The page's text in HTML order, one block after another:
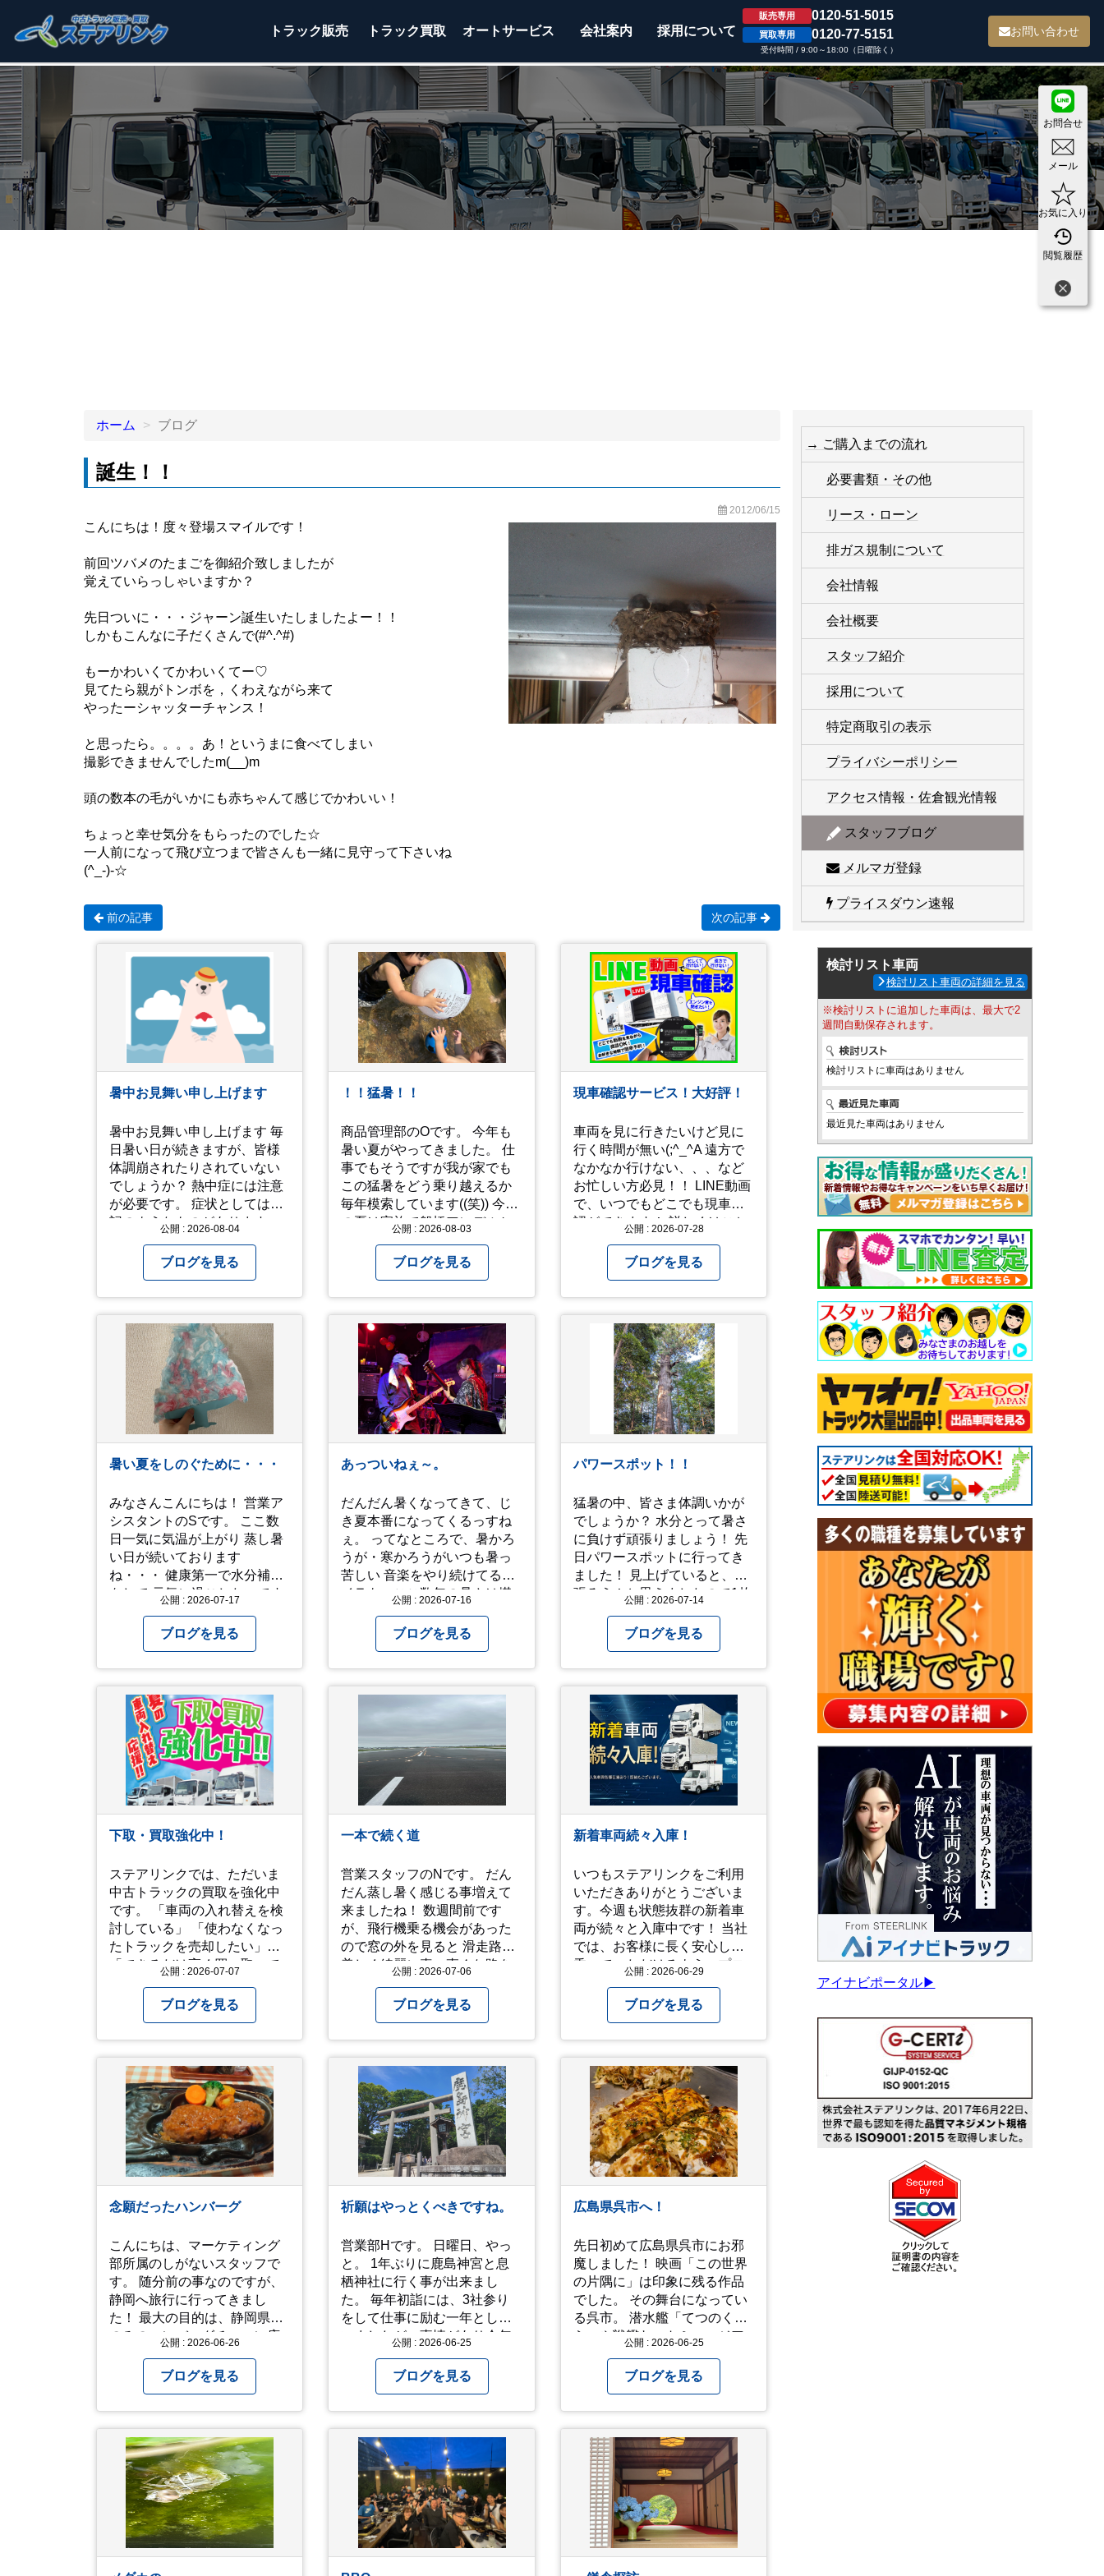
トラック販売 トラック買取 オートサービス 会社案内 採用について
販売専用 0120-51-5015
買取専用 0120-77-5151
受付時間 / 9:00～18:00（日曜除く）
お問い合わせ
お問合せ
メール
お気に入り
閲覧履歴
ホーム ブログ
誕生！！
2012/06/15
こんにちは！度々登場スマイルです！
前回ツバメのたまごを御紹介致しましたが
覚えていらっしゃいますか？
先日ついに・・・ジャーン誕生いたしましたよー！！
しかもこんなに子だくさんで(#^.^#)
もーかわいくてかわいくてー♡
見てたら親がトンボを，くわえながら来て
やったーシャッターチャンス！
と思ったら。。。。あ！というまに食べてしまい
撮影できませんでしたm(__)m
頭の数本の毛がいかにも赤ちゃんて感じでかわいい！
ちょっと幸せ気分をもらったのでした☆
一人前になって飛び立つまで皆さんも一緒に見守って下さいね
(^_-)-☆
前の記事 次の記事
暑中お見舞い申し上げます
暑中お見舞い申し上げます 毎
日暑い日が続きますが、皆様
体調崩されたりされていない
でしょうか？ 熱中症には注意
が必要です。 症状としては下
記のようなものがあります。
状2 筋肉痛や筋肉のけいれん
症状3 体のだるさや吐き気 症
状4 汗のかきかたがおかしい
症状5 体温が高い、皮ふの異
常 症状6 呼びかけに反応しな
い、まっすぐ歩けない 症状7
水分補給ができない もし、熱
中症かなと思ったら… □すぐ
に医療機関へ相談、または救
急車を呼びましょう □涼しい
場所へ移動しましょう □衣服
を脱がし、体を冷やして体温
を下げましょう □塩分や水分
命を守って、夏を乗り切りま
しょう！
公開 : 2026-08-04
ブログを見る
！！猛暑！！
商品管理部のOです。 今年も
暑い夏がやってきました。 仕
事でもそうですが我が家でも
この猛暑をどう乗り越えるか
毎年模索しています((笑)) 今年
の夏は家族で船橋アンデルセ
いっきり水遊びをさせまし
た。 2人でびしょ濡れになり
ながら沢山遊んでくれまし
た。 さて、来年の猛暑はどう
乗り越えるかまた模索してみ
ようと思います。
公開 : 2026-08-03
ブログを見る
現車確認サービス！大好評！
車両を見に行きたいけど見に
行く時間が無い(;^_^A 遠方で
なかなか行けない、、、など
お忙しい方必見！！ LINE動画
で、いつでもどこでも現車確
認ができます！ 詳しくはこち
https://www.steerlink.co.jp/truckinfo/live/
公開 : 2026-07-28
ブログを見る
暑い夏をしのぐために・・・
みなさんこんにちは！ 営業ア
シスタントのSです。 ここ数
日一気に気温が上がり 蒸し暑
い日が続いております
ね・・・ 健康第一で水分補給
をして 元気に過ごしたいです
でもなかなか外遊びが出来ず
工作をしています♪ 他にもおす
すめの過ごし方があったら ぜ
ひ教えてください＾＾ 暑さを
乗り越えましょう！！！
公開 : 2026-07-17
ブログを見る
あっついねぇ～。
だんだん暑くなってきて、じ
き夏本番になってくるっすね
ぇ。 ってなところで、暑かろ
うが・寒かろうがいつも暑っ
苦しい 音楽をやり続けてるオ
イラも、ここ数年の暑さは堪
は写真と動画上げときます。
昨年秋に、娘とのユニットで
「人間椅子」のカバーバンド
「人間イヌ」のライブ画像＆
しており、娘のファンからも
アップしてくれと たくさんお
願いされてやす。本人から
「メッ！」とされているので
ここだけの公開とします。 非
常に暑苦しいのでご観覧され
る方は、ご注意くださいま
せ。 では、熱中症に気を付け
https://youtu.be/QWVP8qzpsUE
公開 : 2026-07-16
ブログを見る
パワースポット！！
猛暑の中、皆さま体調いかが
でしょうか？ 水分とって暑さ
に負けず頑張りましょう！ 先
日パワースポットに行ってき
ました！ 見上げていると、頑
張ろう！と思えましたので1枚
公開 : 2026-07-14
ブログを見る
下取・買取強化中！
ステアリンクでは、ただいま
中古トラックの買取を強化中
です。 「車両の入れ替えを検
討している」 「使わなくなっ
たトラックを売却したい」
「できるだけ高く買い取って
ひ一度ご相談ください。 高年
式車はもちろん、走行距離が
多い車両も積極的に査定して
います。全国のお客様から多
くのお問い合わせをいただい
ており、豊富な販売ネットワ
ークを活かした高価買取が可
能です。
公開 : 2026-07-07
ブログを見る
一本で続く道
営業スタッフのNです。 だん
だん蒸し暑く感じる事増えて
来ましたね！ 数週間前です
が、飛行機乗る機会があった
ので窓の外を見ると 滑走路の
美しく綺麗に真っ直ぐな路を
い出したりしました… 心が洗
われるような気持ちにもなり
ました。 たまにこういう景色
も見るのも、いいものです
ね！(^^ゞ これから暑さ本番に
なりますが皆様方くれぐれも
ご自愛ください
公開 : 2026-07-06
ブログを見る
新着車両続々入庫！
いつもステアリンクをご利用
いただきありがとうございま
す。今週も状態抜群の新着車
両が続々と入庫中です！ 当社
では、お客様に長く安心して
乗っていただけるよう、プロ
りを細かくチェック。確かな
「高品質」と納得できた即戦
力車両のみを厳選して仕入れ
ています。自慢のラインナッ
プを、ぜひお早めにご確認く
ださい！
公開 : 2026-06-29
ブログを見る
念願だったハンバーグ
こんにちは、マーケティング
部所属のしがないスタッフで
す。 随分前の事なのですが、
静岡へ旅行に行ってきまし
た！ 最大の目的は、静岡県内
のみのハンバーグチェーン店
事。実は10年ぐらい前からず
っと食べたいと思っていたの
ですがなかなか機会が無く、
今回ようやく叶いました。 当
日は開店前から整理券をもら
って待機する事になったので
すが、、10時頃にもらった整
理券で、お店に入れるのは12
時過ぎ頃でした。大人気とは
聞いていましたがここまでと
は、、！！ 駅前ショッピング
モール内の店舗だったのでお
公開 : 2026-06-26
ブログを見る
祈願はやっとくべきですね。
営業部Hです。 日曜日、やっ
と。 1年ぶりに鹿島神宮と息
栖神社に行く事が出来まし
た。 毎年初詣には、3社参り
をして仕事に励む一年として
いましたが、事情があり今年
宮のみ参拝。 今年一年の祈願
をしていないせいか？ 年始か
らですが、周りであまり良い
ことが耳に入らずで。気掛か
りな事がいくつか...。 年始か
ら、あっという間に半年が過
ぎやっとこさ。 3日後のこ
と。不思議ですね。 気にかか
る事1つ目。友人の長期入院か
ら退院の知らせあり！ 気にか
かる事2つ目。疎遠だった知人
の訪問あり！ 気にかかるetcが
公開 : 2026-06-25
ブログを見る
広島県呉市へ！
先日初めて広島県呉市にお邪
魔しました！ 映画「この世界
の片隅に」は印象に残る作品
でした。 その舞台になってい
る呉市。 潜水艦「てつのくじ
ら」や戦艦ヤマトミュージア
戦後の街の様子を知ることが
できました。 戦争についての
情報は胸の痛む内容もありま
すが、 改めて色々考えること
ができるので、行って本当に
良かったです！ そして美味し
い物もたくさん。 写真は地元
のスーパーで買った自分への
お土産たち。 お好み焼きもや
っぱり美味しいですね！ 広島
また遊びに行きたいです♪
公開 : 2026-06-25
ブログを見る
→ ご購入までの流れ
必要書類・その他
リース・ローン
排ガス規制について
会社情報
会社概要
スタッフ紹介
採用について
特定商取引の表示
プライバシーポリシー
アクセス情報・佐倉観光情報
スタッフブログ
メルマガ登録
プライスダウン速報
検討リスト車両
検討リスト車両の詳細を見る
※検討リストに追加した車両は、最大で2
週間自動保存されます。
検討リストに車両はありません
最近見た車両はありません
アイナビポータル▶